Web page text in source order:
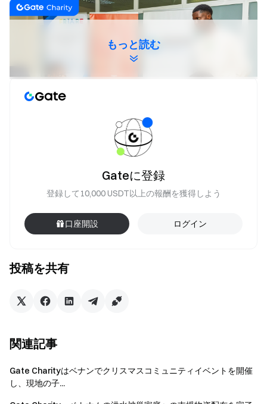
スマートシティ・ハッカソンは、アフリカ全土の都市開発
における先進的イノベーションの触媒として成功裡に機能
しました。Gate Charityの支援により、このイベントは多
様な分野のチームを結集し、アフリカの都市を持続可能で
抵抗力のあるスマートシティに変革するための革新的で責
社会的、法的な問題を慎重に考慮しながら、都市の重要な
協力して、自らの解決策を開発し、完全機能のプロトタイ
考慮事項に関する知見を提供しました。審査員団は、提出
に基づいて評価し、最終的に実世界での影響を持つ可能性
のある最も有望なプロジェクトを認定しました。
もっと読む
投稿を共有
Gateに登録
登録して10,000 USDT以上の報酬を獲得しよう
口座開設 ログイン
関連記事
Gate Charityはベナンでクリスマスコミュニティイベントを開催
し、現地の子...